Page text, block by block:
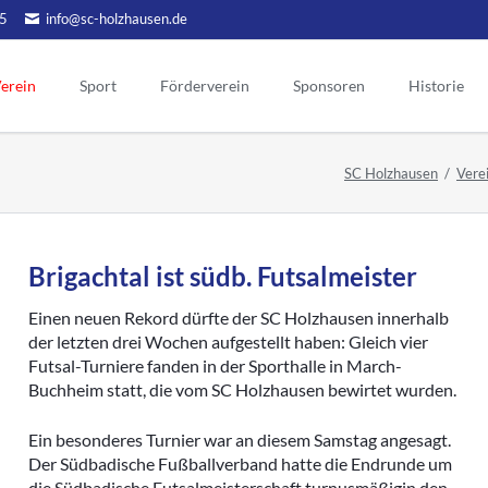
info@sc-holzhausen.de
Archivberichte bis 2019
Archivberichte 2020-2022
Sport
Mannschaft Ü50
Aerobic /
Kinderturnen
Förderverein
Werbepartner
Historie FV
Jubiläen des Fördervereins
Vorstand früherer Jahre
Ehrentafel des FV
Sponsoren Historie
Tag der
Menschen
Vorstand
Jugend
Alte Herren
SC Holzhausen
Brigachtal ist südb. Futsalmeister
Einen neuen Rekord dürfte der SC Holzhausen innerhalb
der letzten drei Wochen aufgestellt haben: Gleich vier
Futsal-Turniere fanden in der Sporthalle in March-
Buchheim statt, die vom SC Holzhausen bewirtet wurden.
Ein besonderes Turnier war an diesem Samstag angesagt.
Der Südbadische Fußballverband hatte die Endrunde um